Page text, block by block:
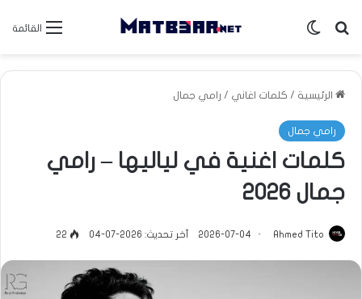
القائمة بحث عنالوضع المظلم
الرئيسية / كلمات اغاني / رامي جمال
رامي جمال
كلمات اغنية ⁠في لياليها – رامي
جمال 2026
Ahmed Tito
2026-07-04 آخر تحديث: 2026-07-04 22